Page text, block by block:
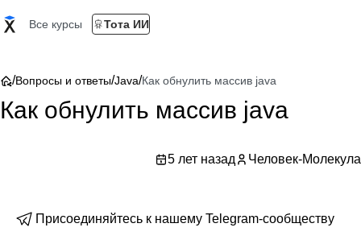
Все курсы Тота ИИ
/Вопросы и ответы/Java/Как обнулить массив java
Как обнулить массив java
5 лет назад Человек-Молекула
Присоединяйтесь к нашему Telegram-сообществу